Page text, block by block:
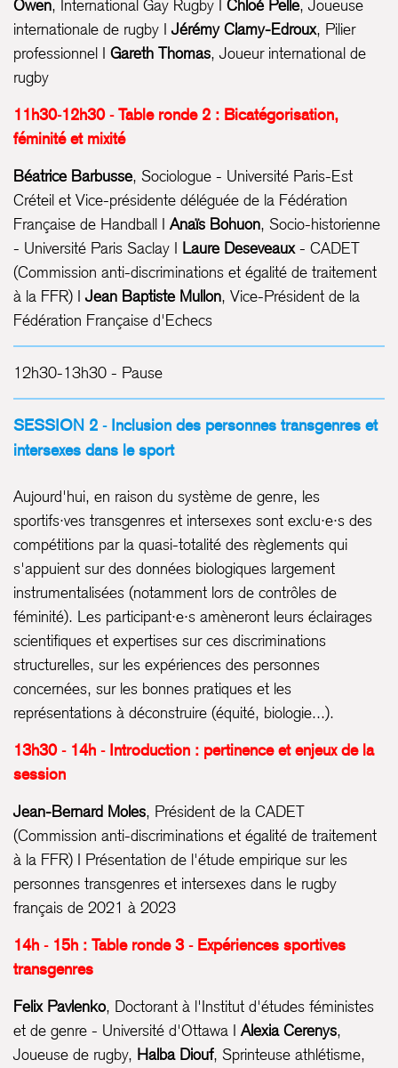
Owen, International Gay Rugby I Chloé Pelle, Joueuse
internationale de rugby I Jérémy Clamy-Edroux, Pilier
professionnel I Gareth Thomas, Joueur international de
rugby
11h30-12h30 - Table ronde 2 : Bicatégorisation,
féminité et mixité
Béatrice Barbusse, Sociologue - Université Paris-Est
Créteil et Vice-présidente déléguée de la Fédération
Française de Handball I Anaïs Bohuon, Socio-historienne
- Université Paris Saclay I Laure Deseveaux- CADET
(Commission anti-discriminations et égalité de traitement
à la FFR) IJean Baptiste Mullon, Vice-Président de la
Fédération Française d'Echecs
12h30-13h30 - Pause
SESSION 2 - Inclusion des personnes transgenres et
intersexes dans le sport
Aujourd'hui, en raison du système de genre, les
sportifs·ves transgenres et intersexes sont exclu·e·s des
compétitions par la quasi-totalité des règlements qui
s'appuient sur des données biologiques largement
instrumentalisées (notamment lors de contrôles de
féminité). Les participant·e·s amèneront leurs éclairages
scientifiques et expertises sur ces discriminations
structurelles, sur les expériences des personnes
concernées, sur les bonnes pratiques et les
représentations à déconstruire (équité, biologie...).
13h30 - 14h - Introduction : pertinence et enjeux de la
session
Jean-Bernard Moles, Président de la CADET
(Commission anti-discriminations et égalité de traitement
à la FFR) I Présentation de l'étude empirique sur les
personnes transgenres et intersexes dans le rugby
français de 2021 à 2023
14h - 15h : Table ronde 3 - Expériences sportives
transgenres
Felix Pavlenko, Doctorant à l'Institut d'études féministes
et de genre - Université d'Ottawa I Alexia Cerenys,
Joueuse de rugby, Halba Diouf, Sprinteuse athlétisme,